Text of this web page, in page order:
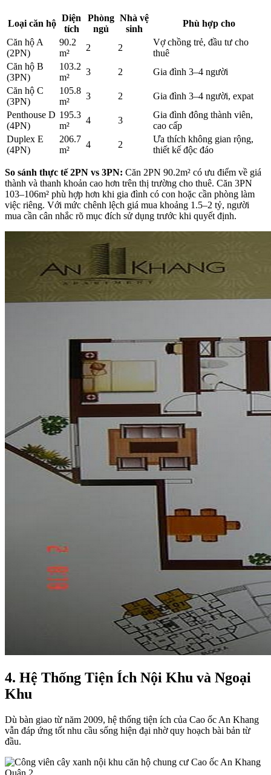
Loại căn hộ
Diện
tích
Phòng
ngủ
Nhà vệ
sinh
Phù hợp cho
Căn hộ A
(2PN)
90.2
m²
2 2
Vợ chồng trẻ, đầu tư cho
thuê
Căn hộ B
(3PN)
103.2
m²
3 2
Gia đình 3–4 người
Căn hộ C
(3PN)
105.8
m²
3 2
Gia đình 3–4 người, expat
Penthouse D
(4PN)
195.3
m²
4 3
Gia đình đông thành viên,
cao cấp
Duplex E
(4PN)
206.7
m²
4 2
Ưa thích không gian rộng,
thiết kế độc đáo
So sánh thực tế 2PN vs 3PN: Căn 2PN 90.2m² có ưu điểm về giá
thành và thanh khoản cao hơn trên thị trường cho thuê. Căn 3PN
103–106m² phù hợp hơn khi gia đình có con hoặc cần phòng làm
việc riêng. Với mức chênh lệch giá mua khoảng 1.5–2 tỷ, người
mua cần cân nhắc rõ mục đích sử dụng trước khi quyết định.
4. Hệ Thống Tiện Ích Nội Khu và Ngoại
Khu
Dù bàn giao từ năm 2009, hệ thống tiện ích của Cao ốc An Khang
vẫn đáp ứng tốt nhu cầu sống hiện đại nhờ quy hoạch bài bản từ
đầu.